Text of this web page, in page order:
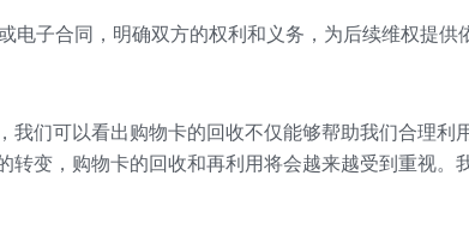
子合同，明确双方的权利和义务，为后续维权提供
们可以看出购物卡的回收不仅能够帮助我们合理
变，购物卡的回收和再利用将会越来越受到重视